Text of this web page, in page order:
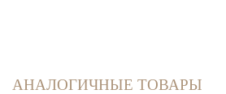
АНАЛОГИЧНЫЕ ТОВАРЫ